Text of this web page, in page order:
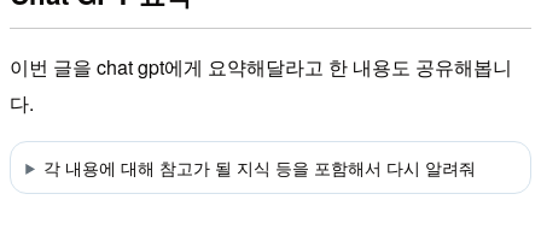
이번 글을 chat gpt에게 요약해달라고 한 내용도 공유해봅니
다.
각 내용에 대해 참고가 될 지식 등을 포함해서 다시 알려줘